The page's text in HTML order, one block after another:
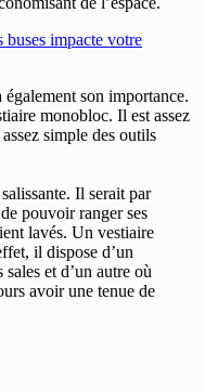
impacte votre
son importance.
monobloc. Il est assez
simple des outils
Il serait par
pouvoir ranger ses
lavés. Un vestiaire
il dispose d’un
et d’un autre où
avoir une tenue de